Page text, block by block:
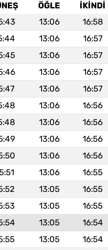
ÖĞLE İKINDI
13:06 16:58
13:06 16:57
13:06 16:57
13:06 16:57
13:06 16:57
13:06 16:56
13:06 16:56
13:06 16:56
13:06 16:56
13:06 16:55
13:05 16:55
13:05 16:55
13:05 16:54
13:05 16:54